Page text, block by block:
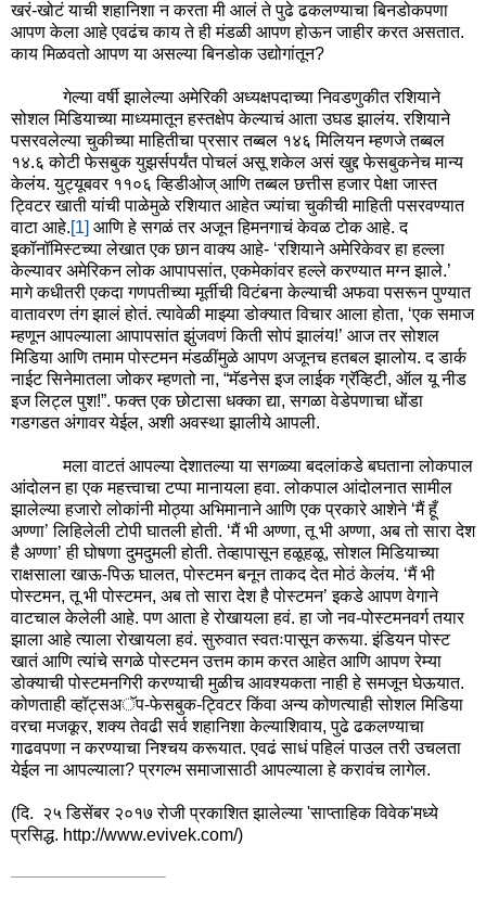
खरं-खोटं याची शहानिशा न करता मी आलं ते पुढे ढकलण्याचा बिनडोकपणा
आपण केला आहे एवढंच काय ते ही मंडळी आपण होऊन जाहीर करत असतात.
काय मिळवतो आपण या असल्या बिनडोक उद्योगांतून?
गेल्या वर्षी झालेल्या अमेरिकी अध्यक्षपदाच्या निवडणुकीत रशियाने
सोशल मिडियाच्या माध्यमातून हस्तक्षेप केल्याचं आता उघड झालंय. रशियाने
पसरवलेल्या चुकीच्या माहितीचा प्रसार तब्बल १४६ मिलियन म्हणजे तब्बल
१४.६ कोटी फेसबुक युझर्सपर्यंत पोचलं असू शकेल असं खुद्द फेसबुकनेच मान्य
केलंय. युट्यूबवर ११०६ व्हिडीओज् आणि तब्बल छत्तीस हजार पेक्षा जास्त
ट्विटर खाती यांची पाळेमुळे रशियात आहेत ज्यांचा चुकीची माहिती पसरवण्यात
वाटा आहे.[1] आणि हे सगळं तर अजून हिमनगाचं केवळ टोक आहे. द
इकॉनॉमिस्टच्या लेखात एक छान वाक्य आहे- ‘रशियाने अमेरिकेवर हा हल्ला
केल्यावर अमेरिकन लोक आपापसांत, एकमेकांवर हल्ले करण्यात मग्न झाले.’
मागे कधीतरी एकदा गणपतीच्या मूर्तीची विटंबना केल्याची अफवा पसरून पुण्यात
वातावरण तंग झालं होतं. त्यावेळी माझ्या डोक्यात विचार आला होता, ‘एक समाज
म्हणून आपल्याला आपापसांत झुंजवणं किती सोपं झालंय!’ आज तर सोशल
मिडिया आणि तमाम पोस्टमन मंडळींमुळे आपण अजूनच हतबल झालोय. द डार्क
नाईट सिनेमातला जोकर म्हणतो ना, “मॅडनेस इज लाईक ग्रॅव्हिटी, ऑल यू नीड
इज लिट्ल पुश!”. फक्त एक छोटासा धक्का द्या, सगळा वेडेपणाचा धोंडा
गडगडत अंगावर येईल, अशी अवस्था झालीये आपली.
मला वाटतं आपल्या देशातल्या या सगळ्या बदलांकडे बघताना लोकपाल
आंदोलन हा एक महत्त्वाचा टप्पा मानायला हवा. लोकपाल आंदोलनात सामील
झालेल्या हजारो लोकांनी मोठ्या अभिमानाने आणि एक प्रकारे आशेने ‘मैं हूँ
अण्णा’ लिहिलेली टोपी घातली होती. ‘मैंभी अण्णा, तू भी अण्णा, अब तो सारा देश
है अण्णा’ ही घोषणा दुमदुमली होती. तेव्हापासून हळूहळू, सोशल मिडियाच्या
राक्षसाला खाऊ-पिऊ घालत, पोस्टमन बनून ताकद देत मोठं केलंय. ‘मैंभी
पोस्टमन, तू भी पोस्टमन, अब तो सारा देश है पोस्टमन’ इकडे आपण वेगाने
वाटचाल केलेली आहे. पण आता हे रोखायला हवं. हा जो नव-पोस्टमनवर्ग तयार
झाला आहे त्याला रोखायला हवं. सुरुवात स्वतःपासून करूया. इंडियन पोस्ट
खातं आणि त्यांचे सगळे पोस्टमन उत्तम काम करत आहेत आणि आपण रेम्या
डोक्याची पोस्टमनगिरी करण्याची मुळीच आवश्यकता नाही हे समजून घेऊयात.
कोणताही व्हॉट्सअॅप-फेसबुक-ट्विटर किंवा अन्य कोणत्याही सोशल मिडिया
वरचा मजकूर, शक्य तेवढी सर्व शहानिशा केल्याशिवाय, पुढे ढकलण्याचा
गाढवपणा न करण्याचा निश्चय करूयात. एवढं साधं पहिलं पाउल तरी उचलता
येईल ना आपल्याला? प्रगल्भ समाजासाठी आपल्याला हे करावंच लागेल.
(दि. २५ डिसेंबर २०१७ रोजी प्रकाशित झालेल्या 'साप्ताहिक विवेक'मध्ये
प्रसिद्ध. http://www.evivek.com/)